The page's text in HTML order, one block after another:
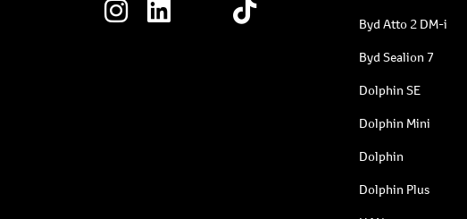
Byd Atto 2 DM-i
Byd Sealion 7
Dolphin SE
Dolphin Mini
Dolphin
Dolphin Plus